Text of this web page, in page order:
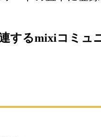
するmixiコミュ